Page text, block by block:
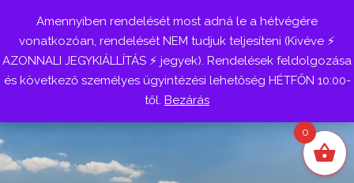
Belépés
Amennyiben rendelését most adná le a hétvégére
vonatkozóan, rendelését NEM tudjuk teljesíteni (Kivéve ⚡
AZONNALI JEGYKIÁLLÍTÁS ⚡ jegyek). Rendelések feldolgozása
és következő személyes ügyintézési lehetőség HÉTFŐN 10:00-
től. Bezárás
0